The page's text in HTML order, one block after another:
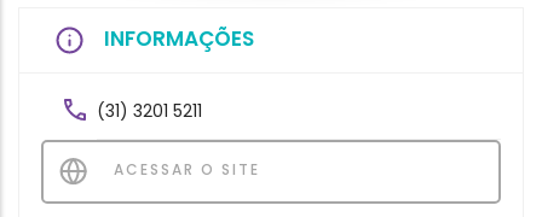
INFORMAÇÕES
(31) 3201 5211
ACESSAR O SITE